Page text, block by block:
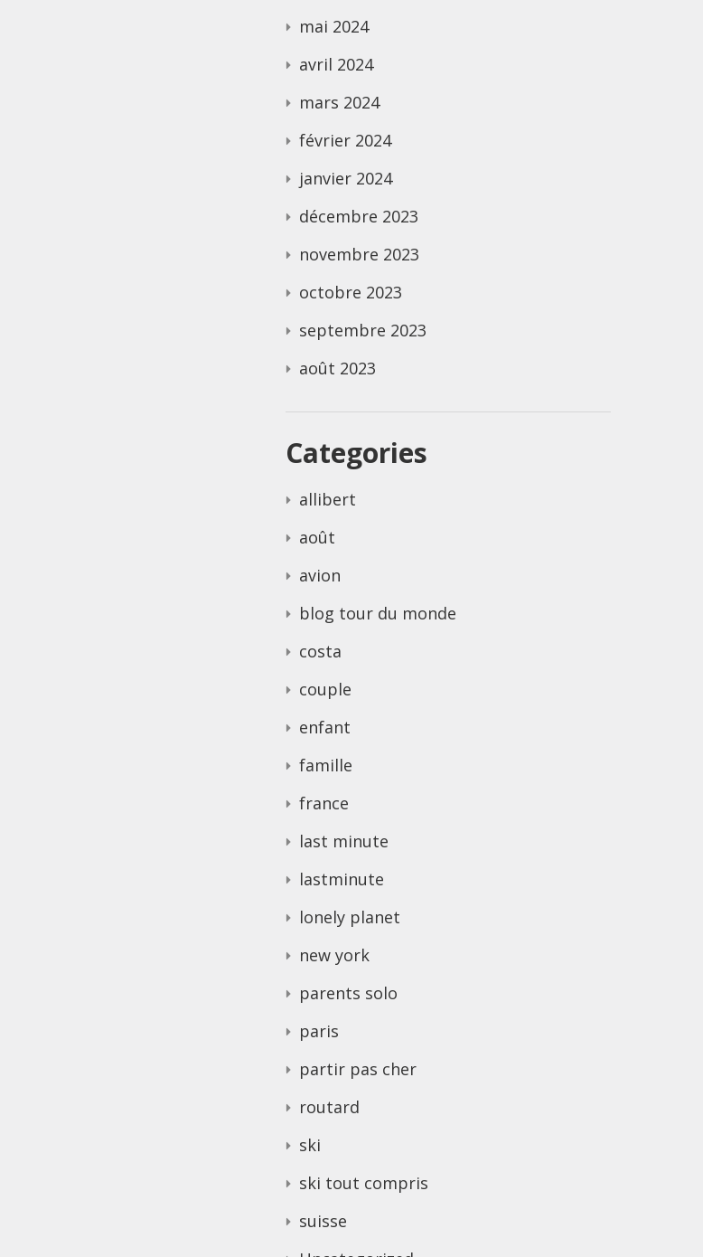
mai 2024
avril 2024
mars 2024
février 2024
janvier 2024
décembre 2023
novembre 2023
octobre 2023
septembre 2023
août 2023
Categories
allibert
août
avion
blog tour du monde
costa
couple
enfant
famille
france
last minute
lastminute
lonely planet
new york
parents solo
paris
partir pas cher
routard
ski
ski tout compris
suisse